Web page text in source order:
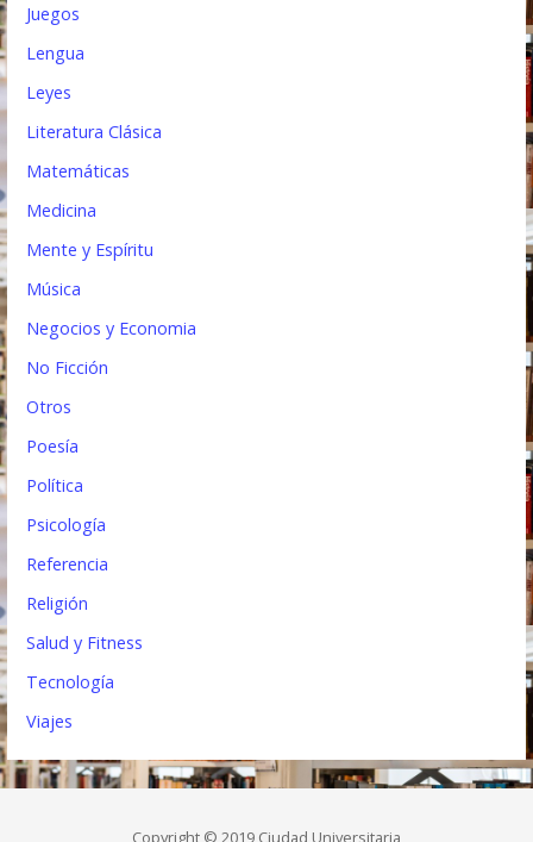
Juegos
Lengua
Leyes
Literatura Clásica
Matemáticas
Medicina
Mente y Espíritu
Música
Negocios y Economia
No Ficción
Otros
Poesía
Política
Psicología
Referencia
Religión
Salud y Fitness
Tecnología
Viajes
Copyright © 2019 Ciudad Universitaria